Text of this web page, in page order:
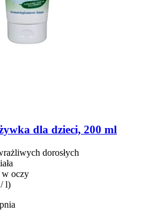
dla dzieci, 200 ml
dorosłych
w oczy
l)